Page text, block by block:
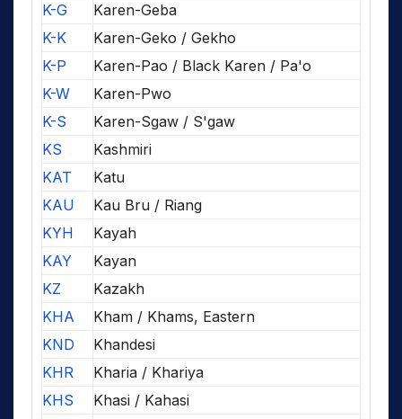
K-G
Karen-Geba
K-K
Karen-Geko / Gekho
K-P
Karen-Pao / Black Karen / Pa'o
K-W
Karen-Pwo
K-S
Karen-Sgaw / S'gaw
KS
Kashmiri
KAT
Katu
KAU
Kau Bru / Riang
KYH
Kayah
KAY
Kayan
KZ
Kazakh
KHA
Kham / Khams, Eastern
KND
Khandesi
KHR
Kharia / Khariya
KHS
Khasi / Kahasi